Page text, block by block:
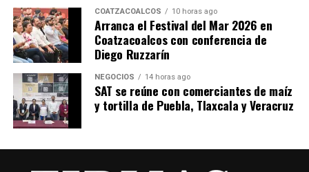
COATZACOALCOS 10 horas ago
Arranca el Festival del Mar 2026 en
Coatzacoalcos con conferencia de
Diego Ruzzarín
NEGOCIOS 14 horas ago
SAT se reúne con comerciantes de maíz
y tortilla de Puebla, Tlaxcala y Veracruz